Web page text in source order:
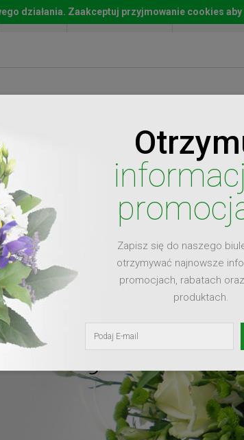
Start Moje konto Lista
Zapisz się do naszego
otrzymywać najnowsze
promocjach, rabatach
produktach.
działania. Zaakceptuj przyjmowanie cookies